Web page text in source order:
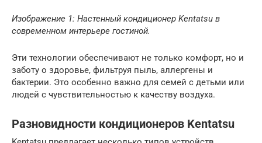
Изображение 1: Настенный кондиционер Kentatsu в
современном интерьере гостиной.
Эти технологии обеспечивают не только комфорт, но и
заботу о здоровье, фильтруя пыль, аллергены и
бактерии. Это особенно важно для семей с детьми или
людей с чувствительностью к качеству воздуха.
Разновидности кондиционеров Kentatsu